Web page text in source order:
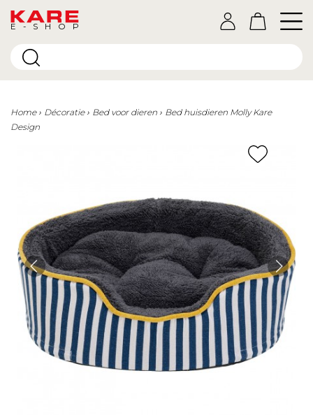
E-SHOP
Home Décoratie Bed voor dieren
Bed huisdieren Molly Kare
Design